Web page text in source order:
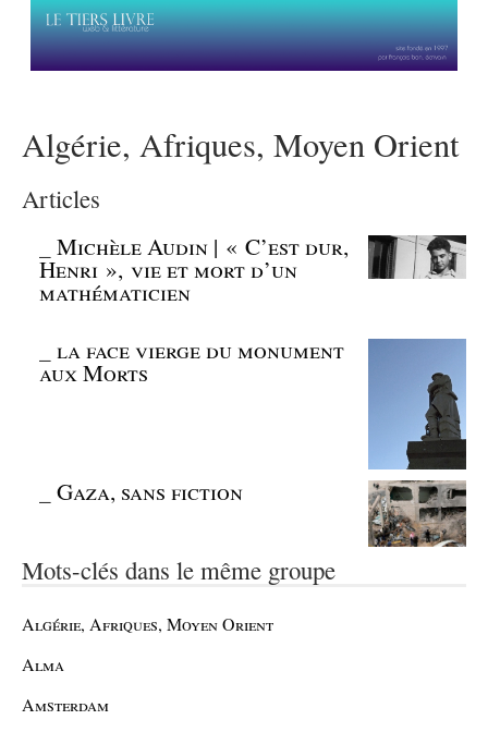
Algérie, Afriques, Moyen Orient
Articles
_Michèle Audin | « C’est dur,
Henri », vie et mort d’un
mathématicien
_la face vierge du monument
aux Morts
_Gaza, sans fiction
Mots-clés dans le même groupe
Algérie, Afriques, Moyen Orient
Alma
Amsterdam